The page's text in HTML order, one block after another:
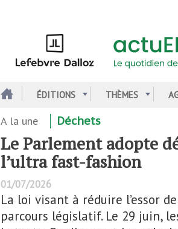
ÉDITIONS THÈMES
A la une Déchets
Le Parlement adopte
l’ultra fast-fashion
01/07/2026
La loi visant à réduire l’essor
parcours législatif. Le 29 juin,